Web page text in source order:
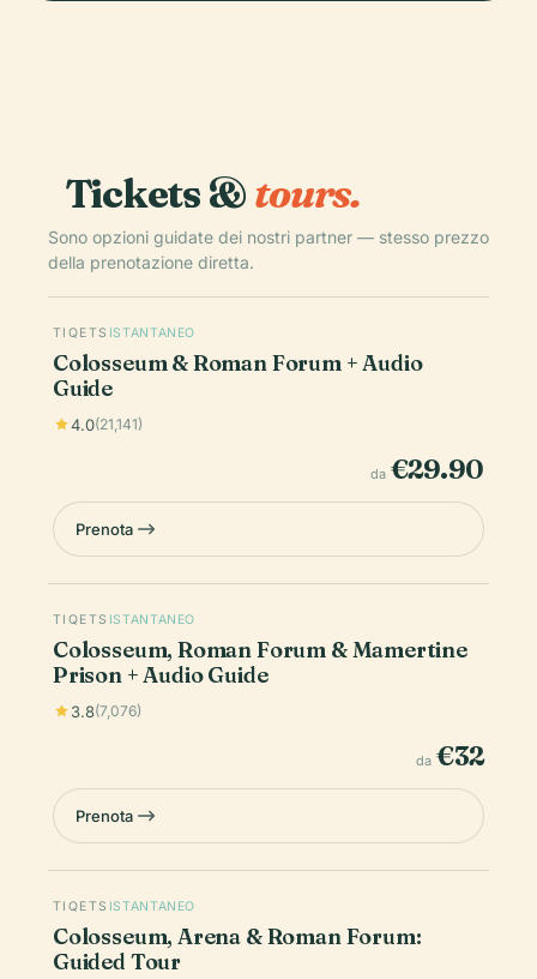
Tickets &tours.
Sono opzioni guidate dei nostri partner — stesso prezzo
della prenotazione diretta.
TIQETS ISTANTANEO
Colosseum & Roman Forum + Audio
Guide
4.0(21,141)
da €29.90
Prenota
TIQETS ISTANTANEO
Colosseum, Roman Forum & Mamertine
Prison + Audio Guide
3.8(7,076)
da €32
Prenota
TIQETS ISTANTANEO
Colosseum, Arena & Roman Forum:
Guided Tour